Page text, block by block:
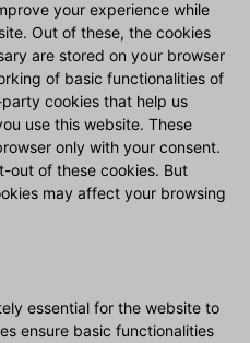
your experience while
Out of these, the cookies
are stored on your browser
of basic functionalities of
cookies that help us
use this website. These
only with your consent.
out of these cookies. But
may affect your browsing
essential for the website to
ensure basic functionalities